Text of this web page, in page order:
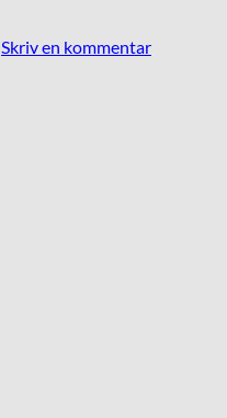
Skriv en kommentar